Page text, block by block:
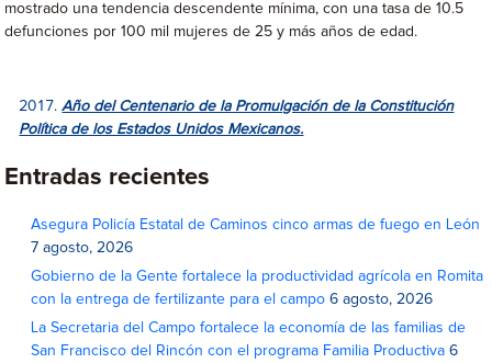
mostrado una tendencia descendente mínima, con una tasa de 10.5
defunciones por 100 mil mujeres de 25 y más años de edad.
Año del Centenario de la Promulgación de la Constitución
Política de los Estados Unidos Mexicanos.
Entradas recientes
Asegura Policía Estatal de Caminos cinco armas de fuego en León
7 agosto, 2026
Gobierno de la Gente fortalece la productividad agrícola en Romita
con la entrega de fertilizante para el campo 6 agosto, 2026
La Secretaria del Campo fortalece la economía de las familias de
San Francisco del Rincón con el programa Familia Productiva 6